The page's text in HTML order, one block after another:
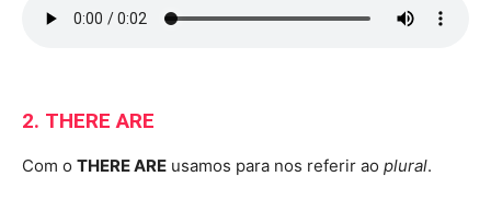
2. THERE ARE
Com o THERE ARE usamos para nos referir ao plural.